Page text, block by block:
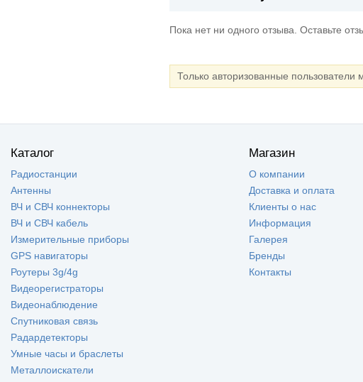
Пока нет ни одного отзыва. Оставьте
Только авторизованные пользователи
Каталог
Радиостанции
Антенны
ВЧ и СВЧ коннекторы
ВЧ и СВЧ кабель
Измерительные приборы
GPS навигаторы
Роутеры 3g/4g
Видеорегистраторы
Видеонаблюдение
Спутниковая связь
Радардетекторы
Умные часы и браслеты
Металлоискатели
Магазин
О компании
Доставка и оплата
Клиенты о нас
Информация
Галерея
Бренды
Контакты